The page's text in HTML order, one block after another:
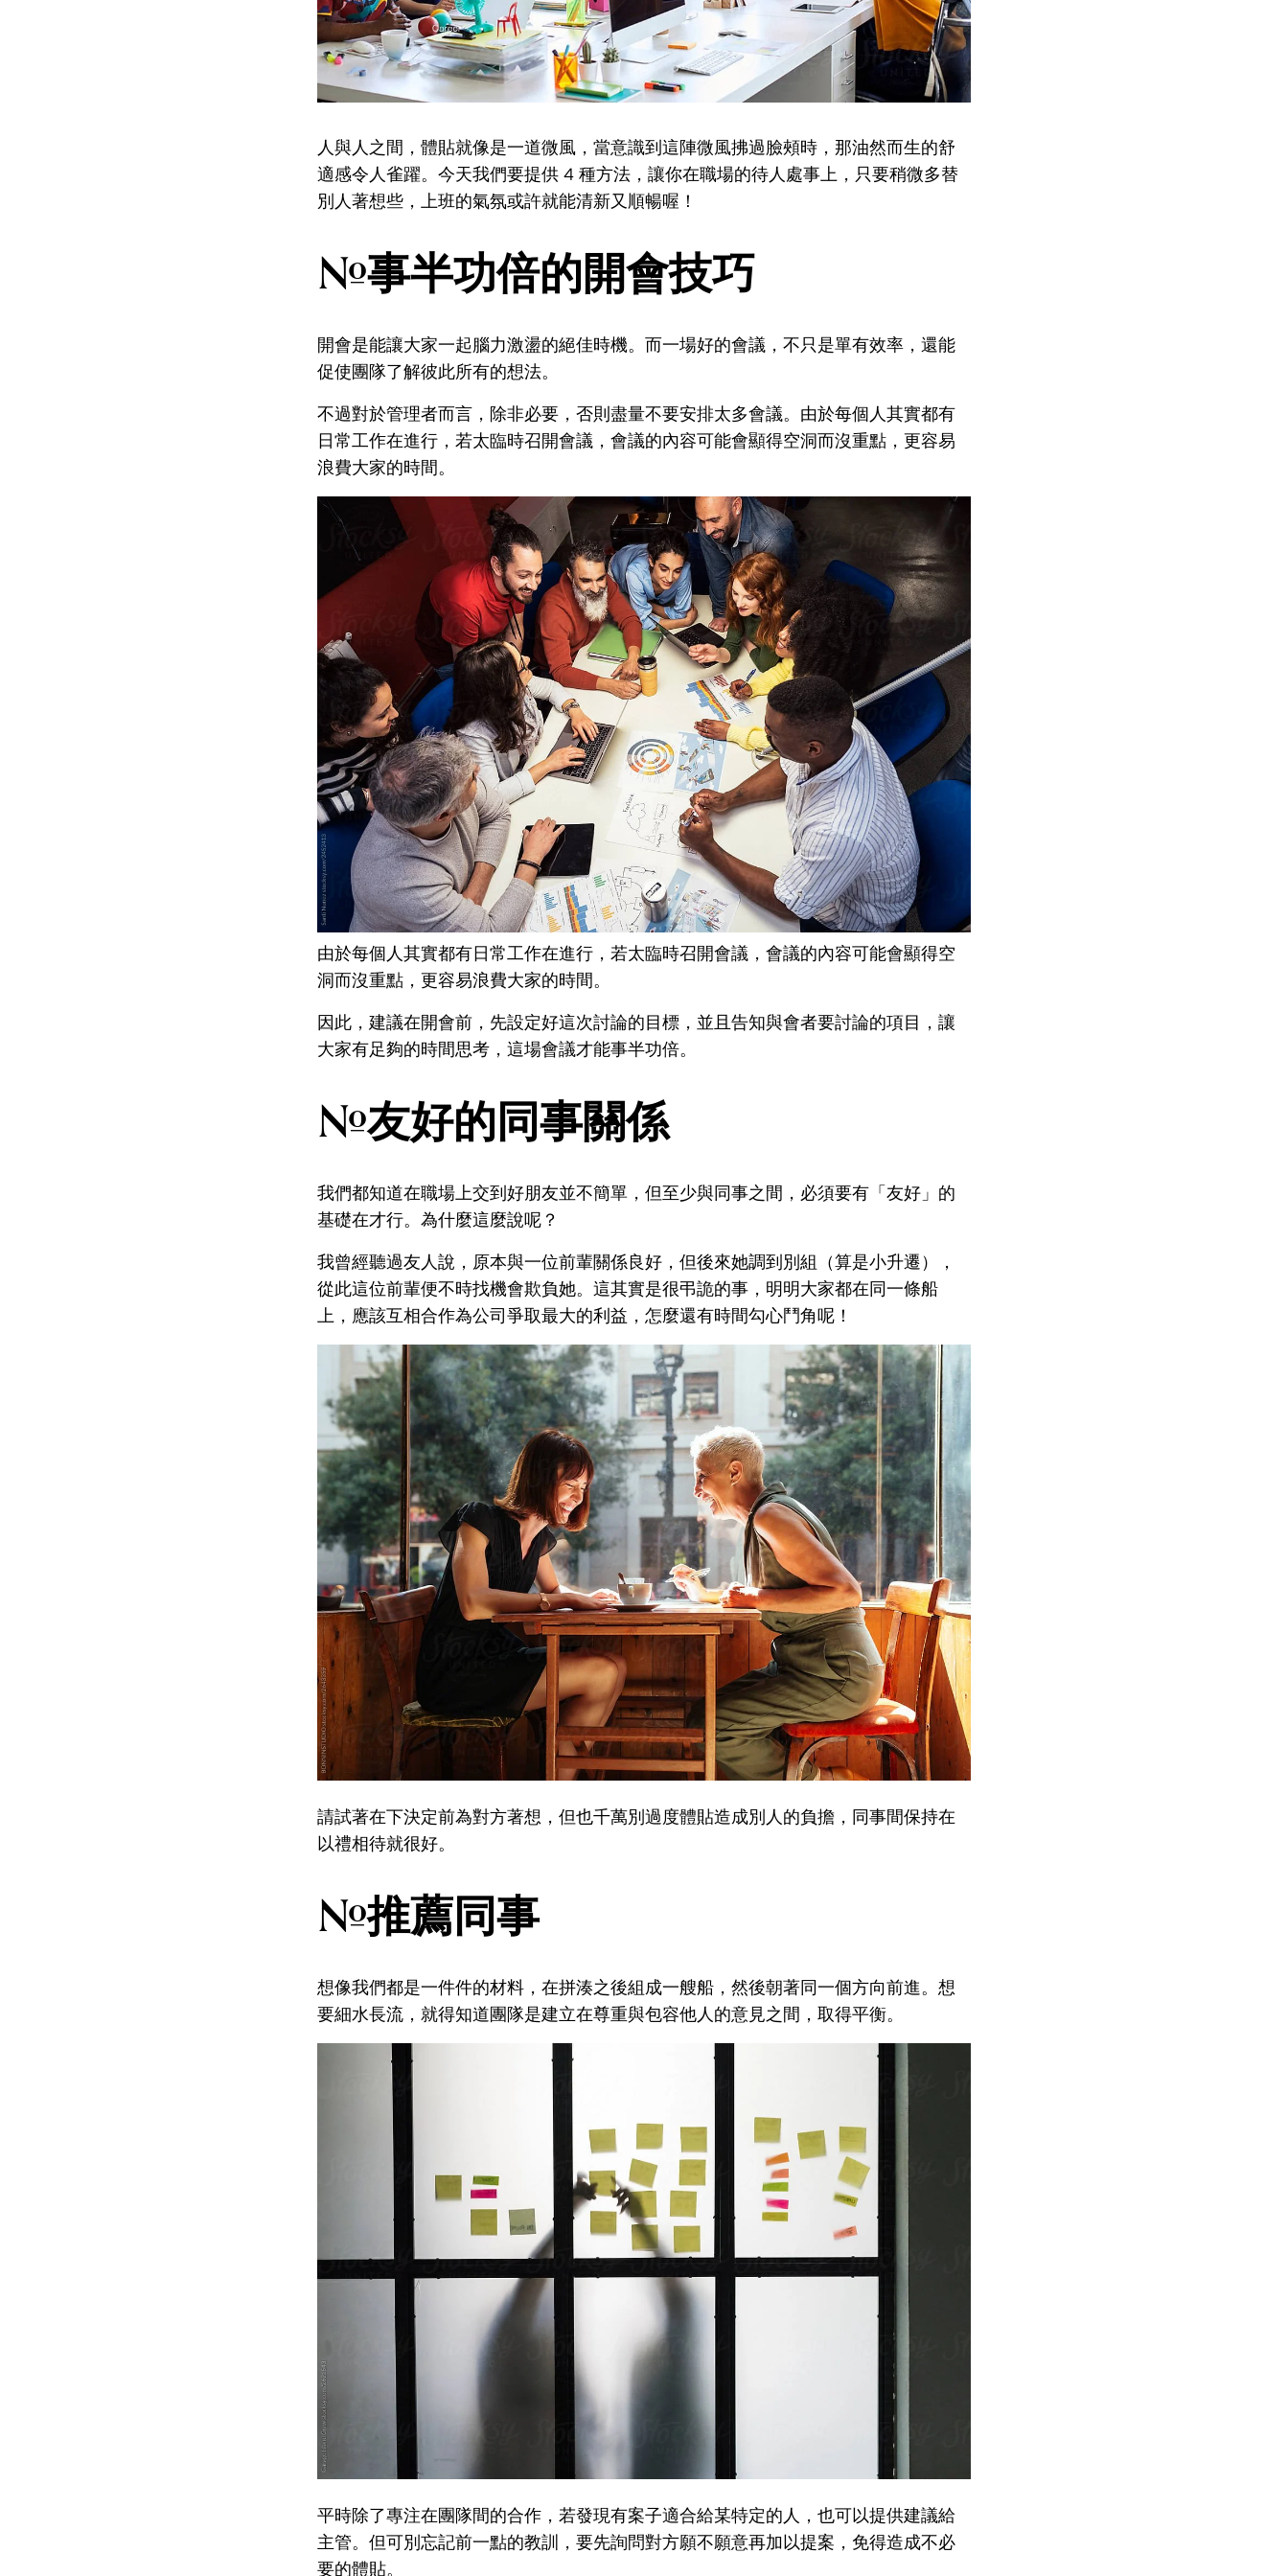
人與人之間，體貼就像是一道微風，當意識到這陣微風拂過臉頰時，那油然而生的舒
適感令人雀躍。今天我們要提供 4 種方法，讓你在職場的待人處事上，只要稍微多替
別人著想些，上班的氣氛或許就能清新又順暢喔！
#事半功倍的開會技巧
開會是能讓大家一起腦力激盪的絕佳時機。而一場好的會議，不只是單有效率，還能
促使團隊了解彼此所有的想法。
不過對於管理者而言，除非必要，否則盡量不要安排太多會議。由於每個人其實都有
日常工作在進行，若太臨時召開會議，會議的內容可能會顯得空洞而沒重點，更容易
浪費大家的時間。
由於每個人其實都有日常工作在進行，若太臨時召開會議，會議的內容可能會顯得空
洞而沒重點，更容易浪費大家的時間。
因此，建議在開會前，先設定好這次討論的目標，並且告知與會者要討論的項目，讓
大家有足夠的時間思考，這場會議才能事半功倍。
#友好的同事關係
我們都知道在職場上交到好朋友並不簡單，但至少與同事之間，必須要有「友好」的
基礎在才行。為什麼這麼說呢？
我曾經聽過友人說，原本與一位前輩關係良好，但後來她調到別組（算是小升遷），
從此這位前輩便不時找機會欺負她。這其實是很弔詭的事，明明大家都在同一條船
上，應該互相合作為公司爭取最大的利益，怎麼還有時間勾心鬥角呢！
請試著在下決定前為對方著想，但也千萬別過度體貼造成別人的負擔，同事間保持在
以禮相待就很好。
#推薦同事
想像我們都是一件件的材料，在拼湊之後組成一艘船，然後朝著同一個方向前進。想
要細水長流，就得知道團隊是建立在尊重與包容他人的意見之間，取得平衡。
平時除了專注在團隊間的合作，若發現有案子適合給某特定的人，也可以提供建議給
主管。但可別忘記前一點的教訓，要先詢問對方願不願意再加以提案，免得造成不必
要的體貼。